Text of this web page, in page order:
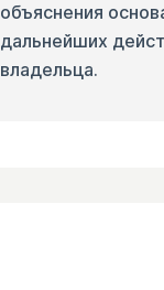
объяснения
дальнейших
владельца.